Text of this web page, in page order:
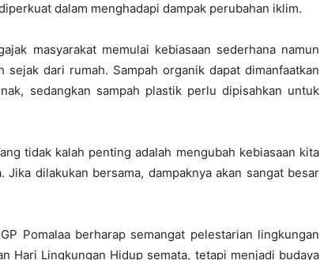
dalam menghadapi dampak perubahan iklim.
masyarakat memulai kebiasaan sederhana namun
sejak dari rumah. Sampah organik dapat dimanfaatkan
sedangkan sampah plastik perlu dipisahkan untuk
tidak kalah penting adalah mengubah kebiasaan kita
dilakukan bersama, dampaknya akan sangat besar
Pomalaa berharap semangat pelestarian lingkungan
Hari Lingkungan Hidup semata, tetapi menjadi budaya